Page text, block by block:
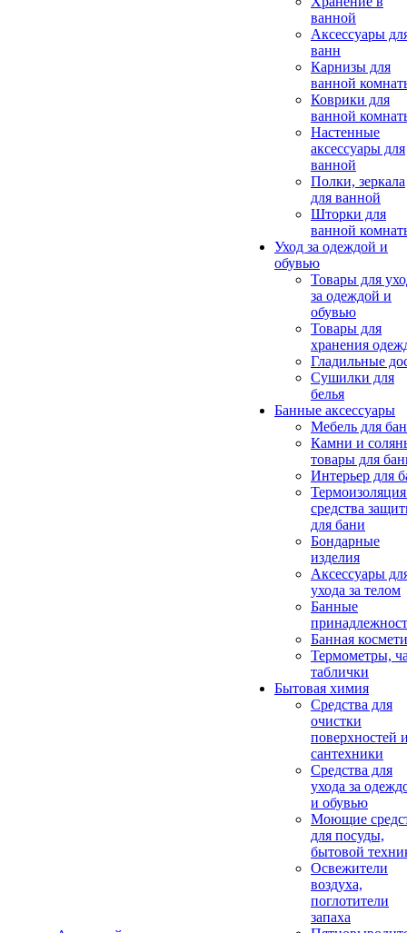
ванной
Аксессуары
ванн
Карнизы для
ванной
Коврики для
ванной
Настенные
аксессуары для
ванной
Полки, зеркала
для ванной
Шторки для
ванной
Уход за одеждой и
обувью
Товары для
за одеждой и
обувью
Товары для
хранения
Гладильные
Сушилки для
белья
Банные аксессуары
Мебель для
Камни и
товары для
Интерьер для
средства
для бани
Бондарные
изделия
Аксеcсуары
ухода за телом
Банные
Банная
Термометры,
таблички
Бытовая химия
Средства для
очистки
поверхностей
сантехники
Средства для
ухода за
и обувью
Моющие
для посуды,
бытовой
Освежители
воздуха,
поглотители
запаха